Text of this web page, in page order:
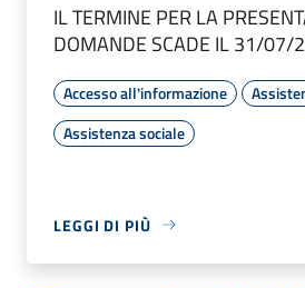
IL TERMINE PER LA
DOMANDE SCADE IL 31/07/
Accesso all'informazione
Assistenza sociale
LEGGI DI PIÙ